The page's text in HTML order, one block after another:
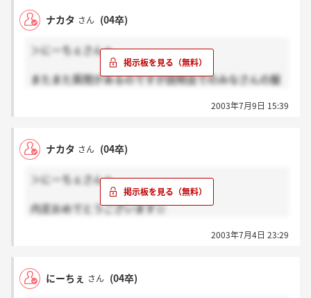
たけど、あんまり関係なかったかも(^^;)でも、リアク
ション大王になったかいがあったのか、顔は覚えて頂
でも面接は、有り得ないくらいダッサイ子ばっかだっ
たぁ。ルックス含めかわいい子は一握りだった
よ・・。だから、筆記試験の点数が一番重要だと思う
い報告待ってるね！！
ナカタ さん (04卒)
＞にーちぇさんへ
またまた質問があるのですが説明会でのみなさんの服
2003年7月9日 15:39
ナカタ さん (04卒)
＞にーちぇさんへ
内定おめでとうございます☆
とりあえず、いまから説明会に参加するまでに筆記対
2003年7月4日 23:29
にーちぇ さん (04卒)